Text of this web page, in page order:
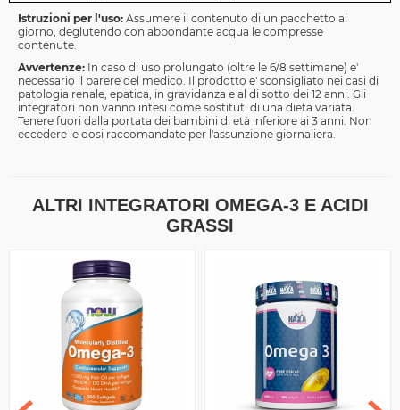
Istruzioni per l'uso: Assumere il contenuto di un pacchetto al
giorno, deglutendo con abbondante acqua le compresse
contenute.
Avvertenze: In caso di uso prolungato (oltre le 6/8 settimane) e'
necessario il parere del medico. Il prodotto e' sconsigliato nei casi di
patologia renale, epatica, in gravidanza e al di sotto dei 12 anni. Gli
integratori non vanno intesi come sostituti di una dieta variata.
Tenere fuori dalla portata dei bambini di età inferiore ai 3 anni. Non
eccedere le dosi raccomandate per l'assunzione giornaliera.
ALTRI INTEGRATORI OMEGA-3 E ACIDI
GRASSI